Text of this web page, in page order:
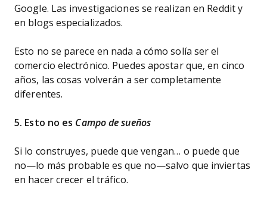
Google. Las investigaciones se realizan en Reddit y
en blogs especializados.
Esto no se parece en nada a cómo solía ser el
comercio electrónico. Puedes apostar que, en cinco
años, las cosas volverán a ser completamente
diferentes.
5. Esto no es Campo de sueños
Si lo construyes, puede que vengan… o puede que
no—lo más probable es que no—salvo que inviertas
en hacer crecer el tráfico.